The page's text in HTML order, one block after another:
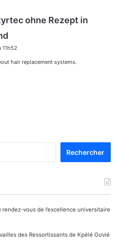
ohne Rezept in
t
11h52
hair replacement systems.
vous de l’excellence universitaire
des Ressortissants de Kpélé Govié